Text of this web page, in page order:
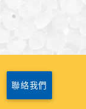
聯絡我們